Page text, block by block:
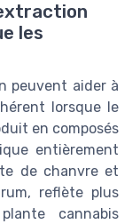
les
peuvent aider à
lorsque le
en composés
entièrement
de chanvre et
reflète plus
cannabis